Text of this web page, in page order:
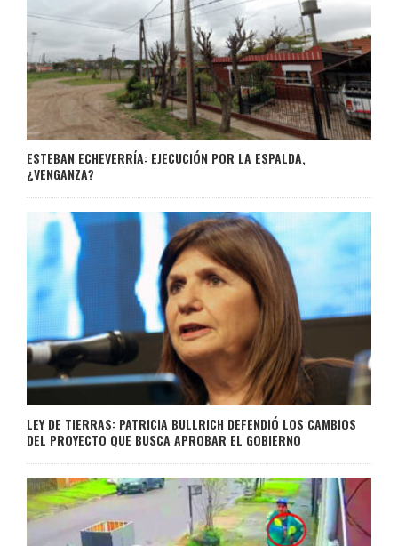
ESTEBAN ECHEVERRÍA: EJECUCIÓN POR LA ESPALDA,
¿VENGANZA?
LEY DE TIERRAS: PATRICIA BULLRICH DEFENDIÓ LOS CAMBIOS
DEL PROYECTO QUE BUSCA APROBAR EL GOBIERNO